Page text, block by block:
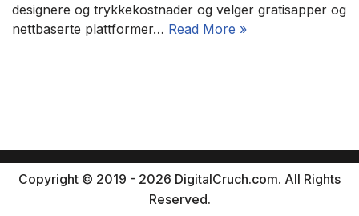
designere og trykkekostnader og velger gratisapper og
nettbaserte plattformer… Read More »
Copyright © 2019 - 2026 DigitalCruch.com. All Rights
Reserved.